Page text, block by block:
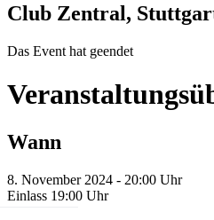
Club Zentral,
Das Event hat geendet
Wann
8. November 2024 - 20:00 Uhr
Einlass 19:00 Uhr